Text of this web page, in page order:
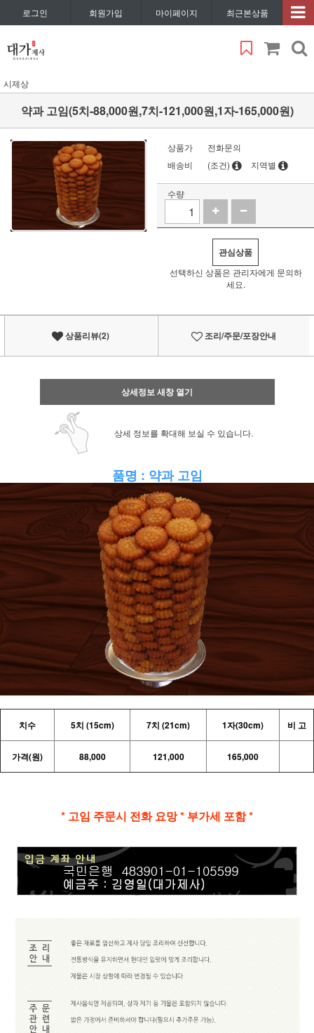
로그인 회원가입 마이페이지 최근본상품
시제상
약과 고임(5치-88,000원,7치-121,000원,1자-165,000원)
상품가
전화문의
배송비
(조건) 지역별
수량
관심상품
선택하신 상품은 관리자에게 문의하
세요.
상품리뷰(2) 조리/주문/포장안내
상세정보 새창 열기
상세 정보를 확대해 보실 수 있습니다.
품명 : 약과 고임
치수 5치 (15cm) 7치 (21cm) 1자(30cm) 비 고
가격(원) 88,000 121,000 165,000
* 고임 주문시 전화 요망 * 부가세 포함 *